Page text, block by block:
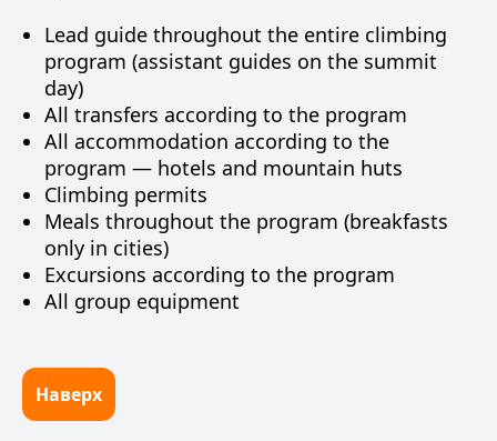
Lead guide throughout the entire climbing
program (assistant guides on the summit
day)
All transfers according to the program
All accommodation according to the
program — hotels and mountain huts
Climbing permits
Meals throughout the program (breakfasts
only in cities)
Excursions according to the program
All group equipment
Наверх